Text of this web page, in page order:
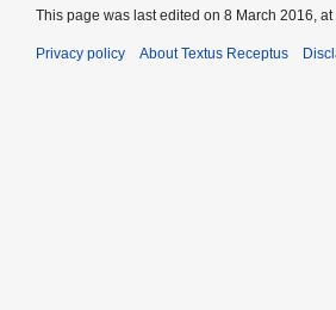
This page was last edited on 8 March 2016, at
Privacy policy About Textus Receptus